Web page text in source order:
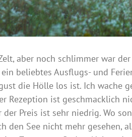
aber noch schlimmer war
beliebtes Ausflugs- und
die Hölle los ist. Ich wache
Rezeption ist geschmacklich
Preis ist sehr niedrig. Wo
den See nicht mehr gesehen,